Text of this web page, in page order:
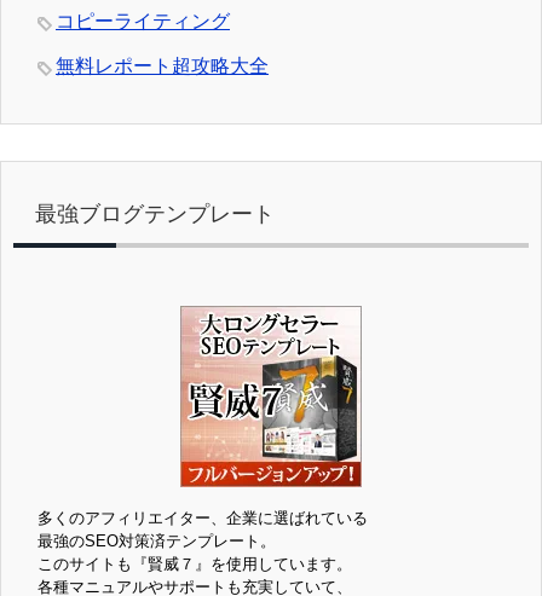
コピーライティング
無料レポート超攻略大全
最強ブログテンプレート
多くのアフィリエイター、企業に選ばれている
最強のSEO対策済テンプレート。
このサイトも『賢威７』を使用しています。
各種マニュアルやサポートも充実していて、